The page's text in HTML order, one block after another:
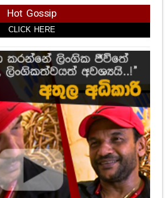
ඖෂධීය ගුණ රැසක් තියන "පනාමල්"
රුධිරයේ පට්ටිකා අඩුවීමට හොඳම
විසඳුමක් කියා ඔබ දැන සිටියාද...?
Hot Gossip
CLICK HERE